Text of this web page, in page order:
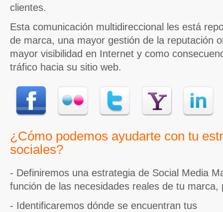
clientes.
Esta comunicación multidireccional les está
de marca, una mayor gestión de la reputación
mayor visibilidad en Internet y como
tráfico hacia su sitio web.
¿Cómo podemos ayudarte con tu
sociales?
- Definiremos una estrategia de Social Media
función de las necesidades reales de tu marca,
- Identificaremos dónde se encuentran tus